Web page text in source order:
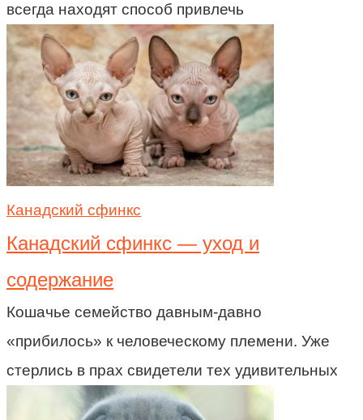
всегда находят способ привлечь
Канадский сфинкс
Канадский сфинкс — уход и
содержание
Кошачье семейство давным-давно
«прибилось» к человеческому племени. Уже
стерлись в прах свидетели тех удивительных